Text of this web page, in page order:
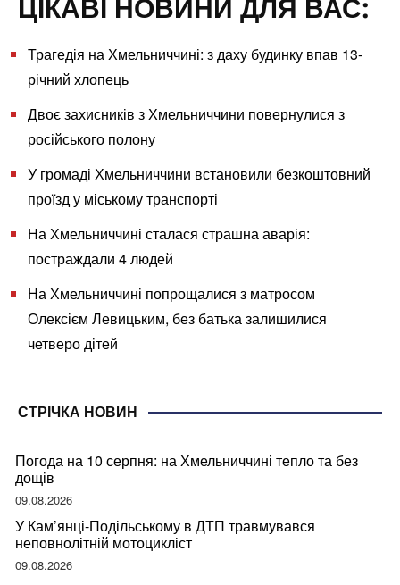
Трагедія на Хмельниччині: з даху будинку впав 13-
річний хлопець
Двоє захисників з Хмельниччини повернулися з
російського полону
У громаді Хмельниччини встановили безкоштовний
проїзд у міському транспорті
На Хмельниччині сталася страшна аварія:
постраждали 4 людей
На Хмельниччині попрощалися з матросом
Олексієм Левицьким, без батька залишилися
четверо дітей
СТРІЧКА НОВИН
Погода на 10 серпня: на Хмельниччині тепло та без
дощів
09.08.2026
У Кам’янці-Подільському в ДТП травмувався
неповнолітній мотоцикліст
09.08.2026